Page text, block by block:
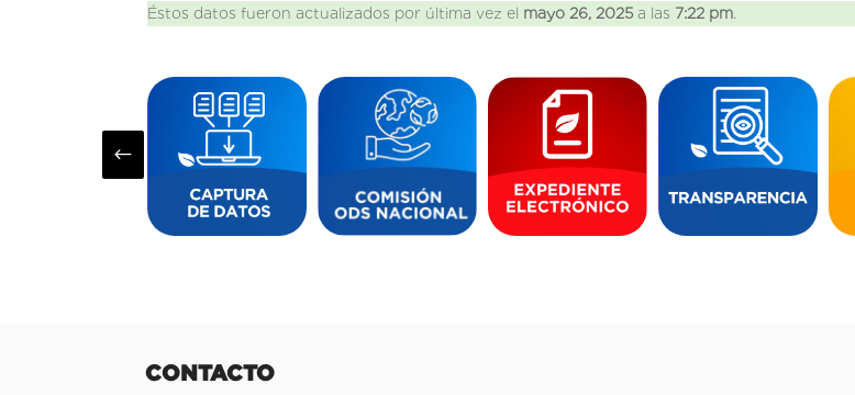
Éstos datos fueron actualizados por última vez el mayo 26, 2025 a las 7:22 pm
#
CONTACTO